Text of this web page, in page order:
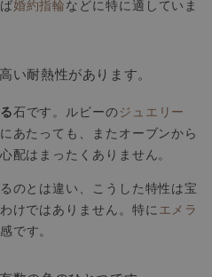
婚約指輪 などに特に適していま
い耐熱性があります。
石です。ルビーの ジュエリー
あたっても、またオーブンから
配はまったくありません。
のとは違い、こうした特性は宝
けではありません。特に エメラ
です。